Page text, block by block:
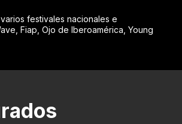
festivales nacionales e
Fiap, Ojo de Iberoamérica, Young